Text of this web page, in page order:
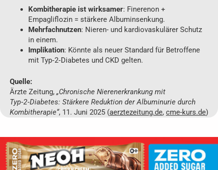
Kombitherapie ist wirksamer: Finerenon +
Empagliflozin = stärkere Albuminsenkung.
Mehrfachnutzen: Nieren- und kardiovaskulärer Schutz
in einem.
Implikation: Könnte als neuer Standard für Betroffene
mit Typ‑2‑Diabetes und CKD gelten.
Quelle:
Ärzte Zeitung, „Chronische Nierenerkrankung mit
Typ‑2‑Diabetes: Stärkere Reduktion der Albuminurie durch
Kombitherapie“, 11. Juni 2025 (aerztezeitung.de, cme-kurs.de)